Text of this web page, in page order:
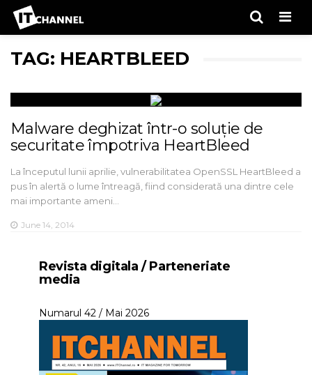
TAG: HEARTBLEED
Malware deghizat într-o soluție de
securitate împotriva HeartBleed
La începutul lunii aprilie, vulnerabilitatea OpenSSL HeartBleed a
pus în alertă o lume întreagă, fiind considerată una dintre cele
mai importante ameni…
June 14, 2014
Revista digitala / Parteneriate
media
Numarul 42 / Mai 2026